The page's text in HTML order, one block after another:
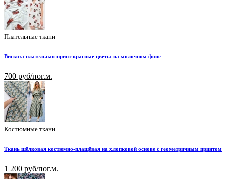
Плательные ткани
Вискоза плательная принт красные цветы на молочном фоне
700 руб/пог.м.
Костюмные ткани
Ткань шёлковая костюмно-плащёвая на хлопковой основе с геометричным принтом
1 200 руб/пог.м.